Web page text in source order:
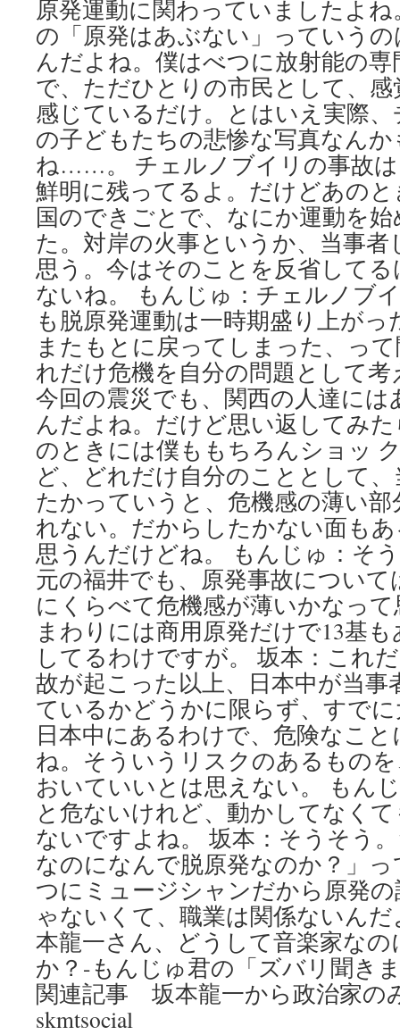
原発運動に関わっていましたよ
の「原発はあぶない」っていう
んだよね。僕はべつに放射能の
で、ただひとりの市民として、
感じているだけ。とはいえ実際
の子どもたちの悲惨な写真なん
ね……。 チェルノブイリの事故
鮮明に残ってるよ。だけどあの
国のできごとで、なにか運動を
た。対岸の火事というか、当事
思う。今はそのことを反省して
ないね。 もんじゅ：チェルノブ
も脱原発運動は一時期盛り上が
またもとに戻ってしまった、っ
れだけ危機を自分の問題として
今回の震災でも、関西の人達に
んだよね。だけど思い返してみ
のときには僕ももちろんショッ
ど、どれだけ自分のこととして
たかっていうと、危機感の薄い
れない。だからしたかない面も
思うんだけどね。 もんじゅ：そ
元の福井でも、原発事故につい
にくらべて危機感が薄いかなっ
まわりには商用原発だけで13基
してるわけですが。 坂本：これ
故が起こった以上、日本中が当事
ているかどうかに限らず、すで
日本中にあるわけで、危険なこ
ね。そういうリスクのあるもの
おいていいとは思えない。 もん
と危ないけれど、動かしてなく
ないですよね。 坂本：そうそう
なのになんで脱原発なのか？」
つにミュージシャンだから原発
ゃないくて、職業は関係ないん
本龍一さん、どうして音楽家な
か？-もんじゅ君の「ズバリ聞き
関連記事 坂本龍一から政治家の
skmtsocial